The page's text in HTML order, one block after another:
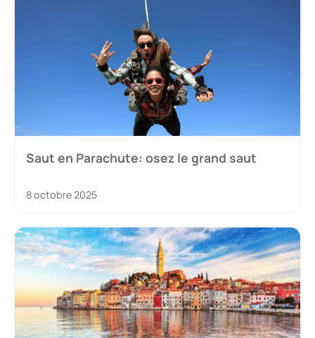
Saut en Parachute: osez le grand saut
8 octobre 2025